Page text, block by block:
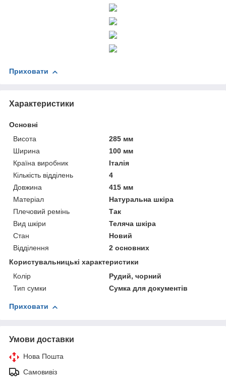
Приховати
Характеристики
Основні
Висота
285 мм
Ширина
100 мм
Країна виробник
Італія
Кількість відділень
4
Довжина
415 мм
Матеріал
Натуральна шкіра
Плечовий ремінь
Так
Вид шкіри
Теляча шкіра
Стан
Новий
Відділення
2 основних
Користувальницькі характеристики
Колір
Рудий, чорний
Тип сумки
Сумка для документів
Приховати
Умови доставки
Нова Пошта
Самовивіз